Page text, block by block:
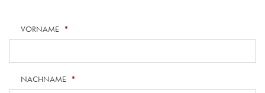
VORNAME *
NACHNAME *